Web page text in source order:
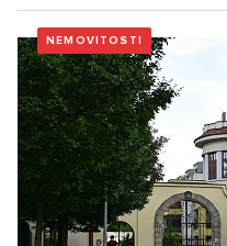
NEMOVITOSTI